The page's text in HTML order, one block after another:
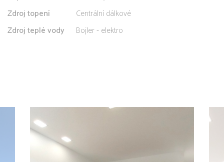
Zdroj topení
Centrální dálkové
Zdroj teplé vody
Bojler - elektro